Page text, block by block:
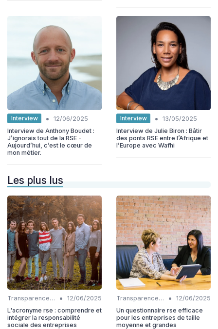
Interview •
12/06/2025
Interview de Anthony Boudet :
J’ignorais tout de la RSE -
Aujourd’hui, c’est le cœur de
mon métier.
Interview •
13/05/2025
Interview de Julie Biron : Bâtir
des ponts RSE entre l’Afrique et
l’Europe avec Wafhi
Les plus lus
Transparence et reporting •
12/06/2025
L'acronyme rse : comprendre et
intégrer la responsabilité
sociale des entreprises
Transparence et reporting •
12/06/2025
Un questionnaire rse efficace
pour les entreprises de taille
moyenne et grandes